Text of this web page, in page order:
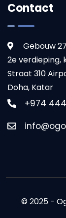
Contact
Gebouw
2e verdieping,
Straat 310
Doha, Katar
+974
© 2025 -